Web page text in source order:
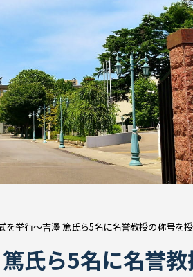
を挙行～吉澤 篤氏ら5名に名誉教授の称号を授
氏ら5名に名誉